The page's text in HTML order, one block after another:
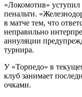
«Локомотив» уступил
пенальти.
в матче тем, что
неправильно
аннуляции
турнира.
У «Торпедо» в
клуб занимает
очками.